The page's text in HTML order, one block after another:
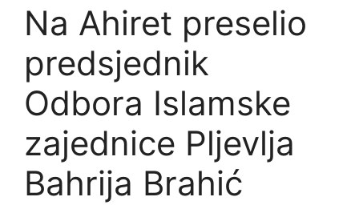
Na Ahiret preselio
predsjednik
Odbora Islamske
zajednice Pljevlja
Bahrija Brahić